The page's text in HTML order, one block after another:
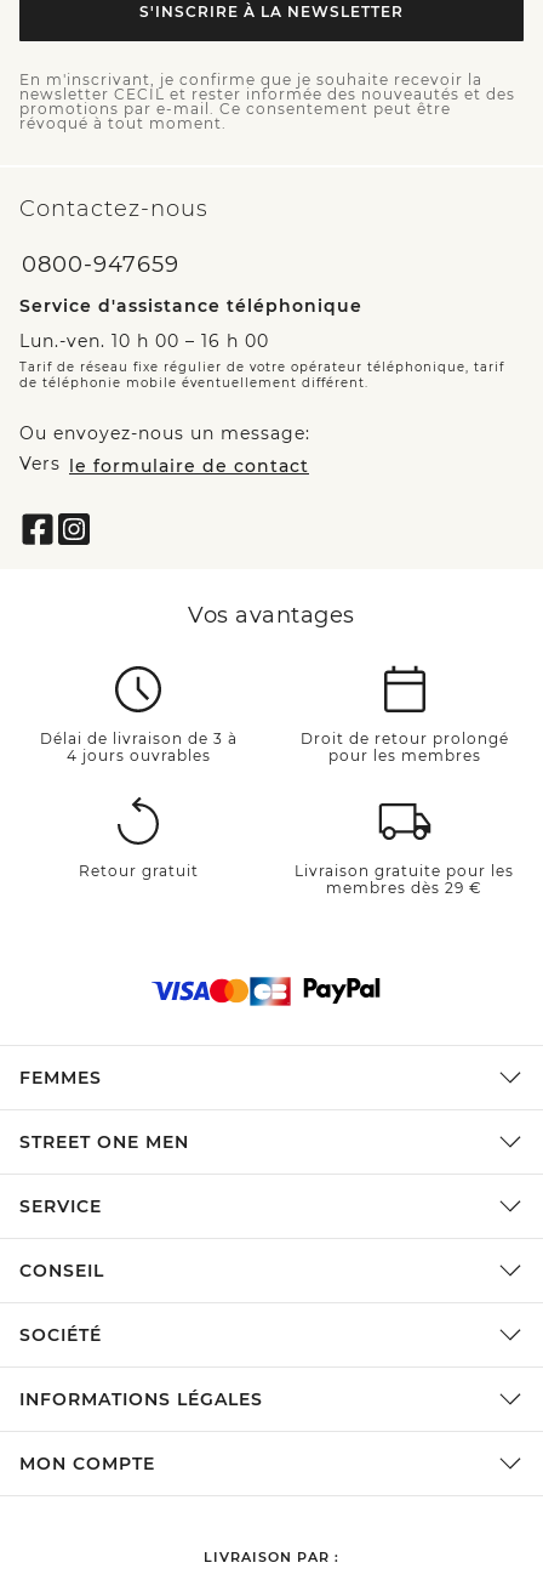
S'INSCRIRE À LA NEWSLETTER
En m'inscrivant, je confirme que je souhaite recevoir la
newsletter CECIL et rester informée des nouveautés et des
promotions par e-mail. Ce consentement peut être
révoqué à tout moment.
Contactez-nous
0800-947659
Service d'assistance téléphonique
Lun.-ven. 10 h 00 – 16 h 00
Tarif de réseau fixe régulier de votre opérateur téléphonique, tarif
de téléphonie mobile éventuellement différent.
Ou envoyez-nous un message:
Vers le formulaire de contact
Vos avantages
Délai de livraison de 3 à
4 jours ouvrables
Droit de retour prolongé
pour les membres
Retour gratuit
Livraison gratuite pour les
membres dès 29 €
FEMMES
STREET ONE MEN
SERVICE
CONSEIL
SOCIÉTÉ
INFORMATIONS LÉGALES
MON COMPTE
LIVRAISON PAR :